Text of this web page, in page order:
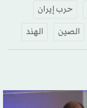
حرب إيران
الصين الهند